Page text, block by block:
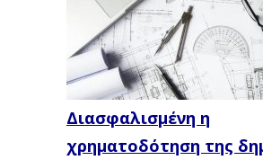
Διασφαλισμένη η
χρηματοδότηση της